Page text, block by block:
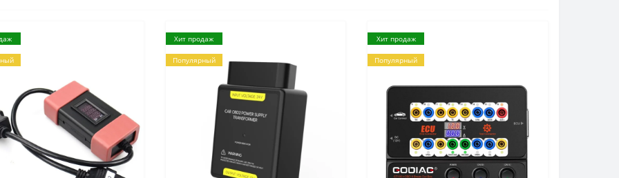
Хит продаж
Популярный
Хит продаж
Популярный